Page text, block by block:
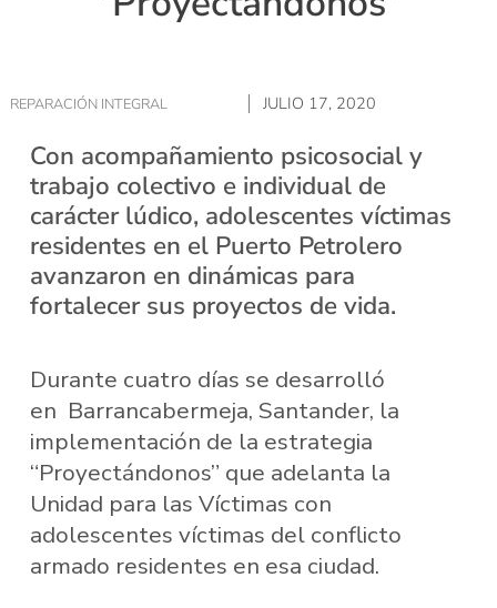
REPARACIÓN INTEGRAL JULIO 17, 2020
Con acompañamiento psicosocial y
trabajo colectivo e individual de
carácter lúdico, adolescentes víctimas
residentes en el Puerto Petrolero
avanzaron en dinámicas para
fortalecer sus proyectos de vida.
Durante cuatro días se desarrolló
en Barrancabermeja, Santander, la
implementación de la estrategia
“Proyectándonos” que adelanta la
Unidad para las Víctimas con
adolescentes víctimas del conflicto
armado residentes en esa ciudad.